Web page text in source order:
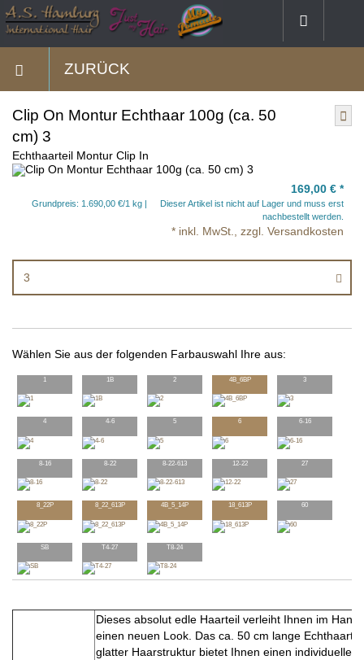
ZURÜCK
Clip On Montur Echthaar 100g (ca. 50
cm) 3
Echthaarteil Montur Clip In
169,00 € *
Grundpreis: 1.690,00 €/1 kg
Dieser Artikel ist nicht auf Lager und muss erst
nachbestellt werden.
* inkl. MwSt., zzgl. Versandkosten
3
Wählen Sie aus der folgenden Farbauswahl Ihre aus:
1 1B 2 4B_6BP 3
4 4-6 5 6 6-16
8-16 8-22 8-22-613 12-22 27
8_22P 8_22_613P 4B_5_14P 18_613P 60
SB T4-27 T8-24
Dieses absolut edle Haarteil verleiht Ihnen im
einen neuen Look. Das ca. 50 cm lange
glatter Haarstruktur bietet Ihnen einen individuellen